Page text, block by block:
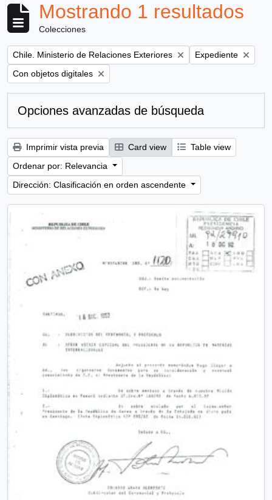
Mostrando 1 resultados
Colecciones
Remove filter:
Chile. Ministerio de Relaciones Exteriores Remove filter:
Expediente
Remove filter:
Con objetos digitales
Opciones avanzadas de búsqueda
Imprimir vista previa Card view
Table view
Ordenar por: Relevancia
Dirección: Clasificación en orden ascendente